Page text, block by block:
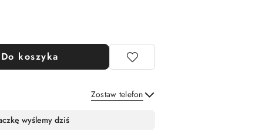
Do koszyka
Zostaw telefon
wyślemy dziś